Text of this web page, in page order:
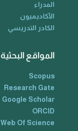
المدراء
الأكاديميون
الكادر التدريسي
المواقع البحثية
Scopus
Research Gate
Google Scholar
ORCID
Web Of Science